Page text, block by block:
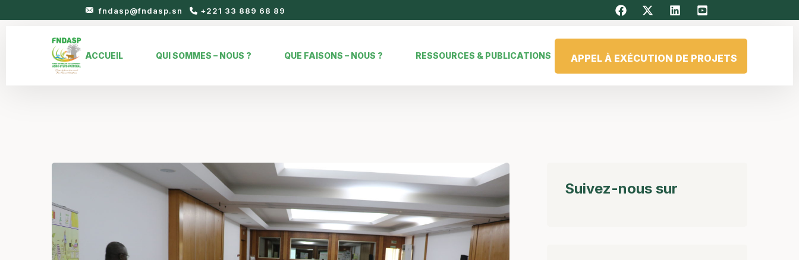
fndasp@fndasp.sn +221 33 889 68 89
ACCUEIL QUI SOMMES – NOUS ? QUE FAISONS – NOUS ? RESSOURCES & PUBLICATIONS APPEL À EXÉCUTION DE PROJETS
Suivez-nous sur